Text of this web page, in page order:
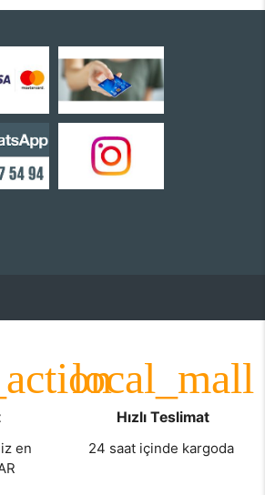
en
Hızlı Teslimat
24 saat içinde kargoda